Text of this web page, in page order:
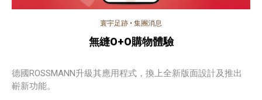
寰宇足跡 • 集團消息
無縫O+O購物體驗
德國ROSSMANN升級其應用程式，換上全新版面設計及推出
嶄新功能。